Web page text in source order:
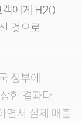
객에게 H20
것으로
정부에
한 결과다.
면서 실제 매출